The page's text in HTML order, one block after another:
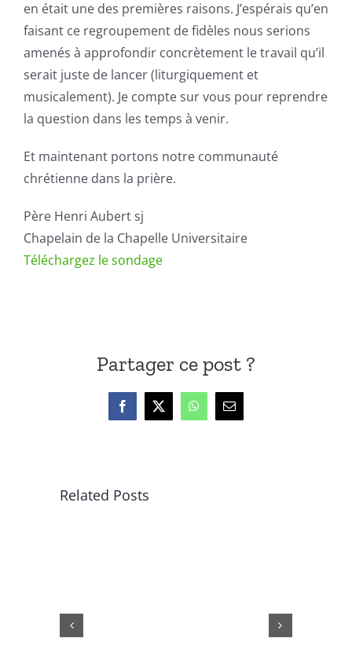
en était une des premières raisons. J’espérais qu’en
faisant ce regroupement de fidèles nous serions
amenés à approfondir concrètement le travail qu’il
serait juste de lancer (liturgiquement et
musicalement). Je compte sur vous pour reprendre
la question dans les temps à venir.
Et maintenant portons notre communauté
chrétienne dans la prière.
Père Henri Aubert sj
Chapelain de la Chapelle Universitaire
Téléchargez le sondage
Partager ce post ?
Facebook
X WhatsAppEmail
Related Posts